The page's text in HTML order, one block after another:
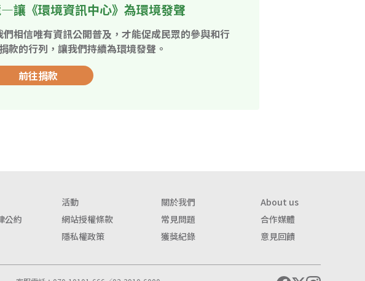
讓《環境資訊中心》為環境發聲
們相信唯有資訊公開普及，才能促成民眾的參與和行
款的行列，讓我們持續為環境發聲。
前往捐款
活動 關於我們
About us
公約
網站授權條款 常見問題
合作媒體
隱私權政策 獲獎紀錄 意見回饋